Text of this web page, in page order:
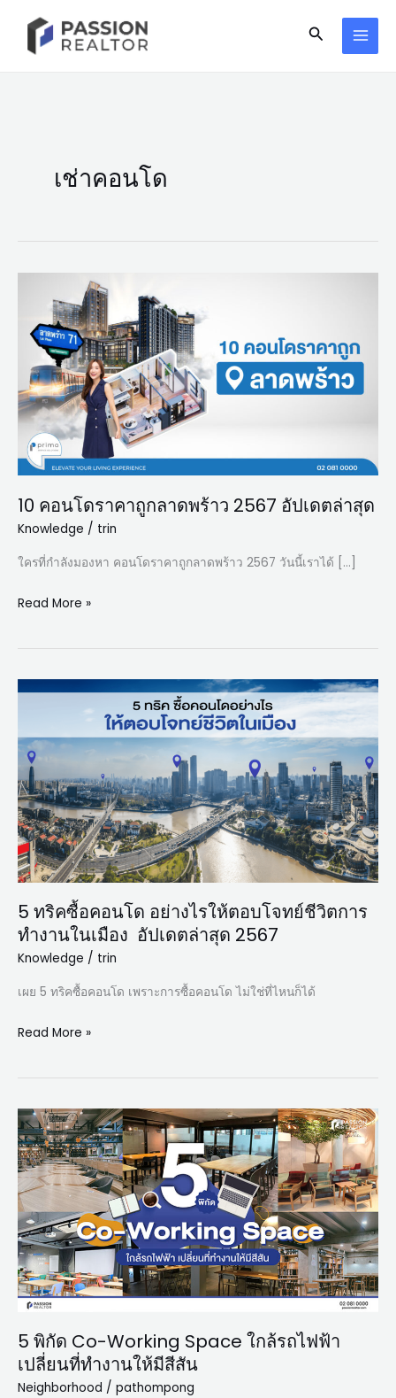
content
Search
เช่าคอนโด
10 คอนโดราคาถูกลาดพร้าว 2567 อัปเดตล่าสุด
Knowledge / trin
ใครที่กำลังมองหา คอนโดราคาถูกลาดพร้าว 2567 วันนี้เราได้ […]
ราคา
ถูก
ลาดพร้าว
2567
อัปเดต
ล่าสุด
Read More »
5 ทริคซื้อคอนโด อย่างไรให้ตอบโจทย์ชีวิตการ
ทำงานในเมือง อัปเดตล่าสุด 2567
Knowledge / trin
เผย 5 ทริคซื้อคอนโด เพราะการซื้อคอนโด ไม่ใช่ที่ไหนก็ได้
5
ซื้อ
คอน
โด
อย่างไร
ให้
ตอบ
โจทย์
ชีวิต
การ
ทำงาน
ใน
ล่าสุด
Read More »
5 พิกัด Co-Working Space ใกล้รถไฟฟ้า
เปลี่ยนที่ทำงานให้มีสีสัน
Neighborhood / pathompong
5
พิกัด
Co-
Working
Space
ใกล้
รถไฟฟ้า
เปลี่ยน
ที่
ให้
มี
สีสัน